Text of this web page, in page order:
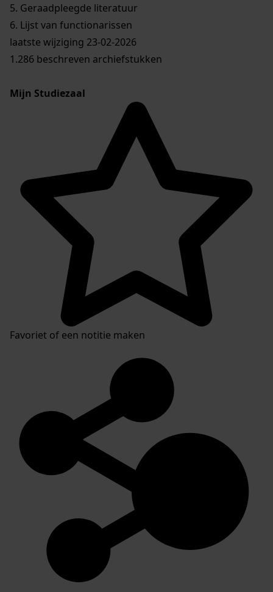
5. Geraadpleegde literatuur
6. Lijst van functionarissen
laatste wijziging 23-02-2026
1.286 beschreven archiefstukken
Mijn Studiezaal
Favoriet of een notitie maken